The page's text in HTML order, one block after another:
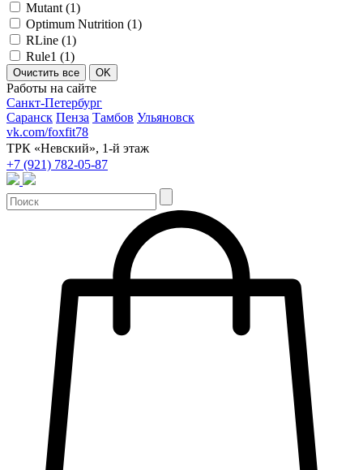
Mutant (1)
Optimum Nutrition (1)
RLine (1)
Rule1 (1)
Работы на сайте
Санкт-Петербург
Саранск Пенза Тамбов Ульяновск
vk.com/foxfit78
ТРК «Невский», 1-й этаж
+7 (921) 782-05-87